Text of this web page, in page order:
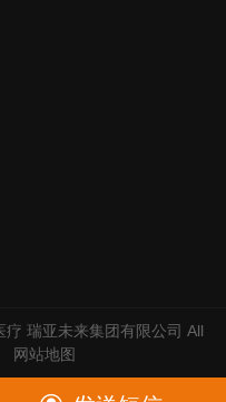
疗 瑞亚未来集团有限公司 All
网站地图